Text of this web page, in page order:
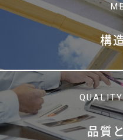
構
品質